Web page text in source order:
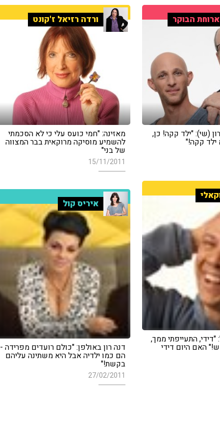
ארוחת הבוקר
(שי): "ילד קקה! כן,
ילד קקה!"
ורדה רזיאל ז'קונט
מאזינה: "חמי כועס עלי כי לא הסכמתי
להשמיע מוסיקה מרוקאית בבר המצווה
של בני"
15/11/2011
התעייפתי ממך,
האם היום דידי
איריס קול
דנה רון באולפן: "כולם רועדים מפרידה -
הם כמו ילדיה אבל היא משתינה עליהם
בקשת!"
27/02/2011